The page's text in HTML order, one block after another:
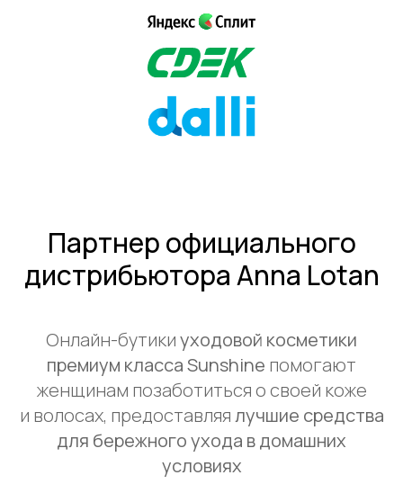
Партнер официального
дистрибьютора Anna Lotan
Онлайн-бутикиуходовой косметики
премиум класса Sunshine помогают
женщинам позаботиться о своей коже
и волосах, предоставляялучшие средства
для бережного ухода в домашних
условиях